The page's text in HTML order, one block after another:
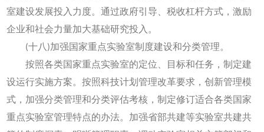
室建设发展投入力度。通过政府引导、税收杠杆方式，激励
企业和社会力量加大基础研究投入。
(十八)加强国家重点实验室制度建设和分类管理。
按照各类国家重点实验室的定位、目标和任务，制定建
设运行实施方案。按照科技计划管理改革要求，创新管理模
式，加强分类管理和分类评估考核，制定修订适合各类国家
重点实验室管理特点的办法。加强省部共建等实验室共建共